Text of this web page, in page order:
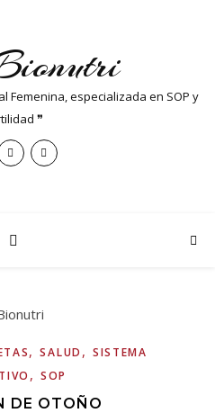
Femenina, especializada en SOP y
❞
,SALUD , SISTEMA
,SOP
DE OTOÑO